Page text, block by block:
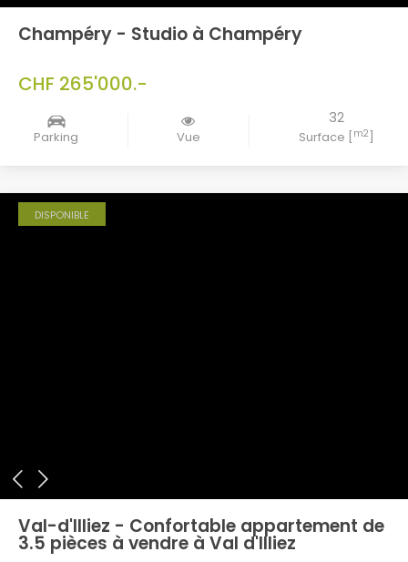
Champéry - Studio à Champéry
CHF 265'000.-
Parking Vue
32
Surface [m2]
DISPONIBLE
Val-d'Illiez - Confortable appartement de
3.5 pièces à vendre à Val d'Illiez